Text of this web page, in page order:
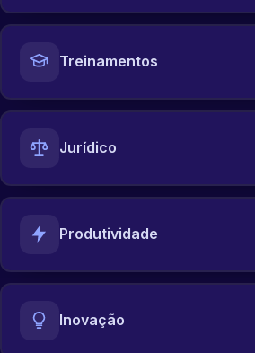
Treinamentos
Jurídico
Produtividade
Inovação